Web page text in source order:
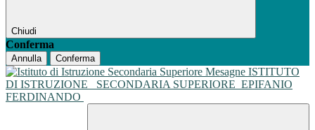
Chiudi
Conferma
Annulla Conferma
ISTITUTO
DI ISTRUZIONE
SECONDARIA SUPERIORE EPIFANIO
FERDINANDO